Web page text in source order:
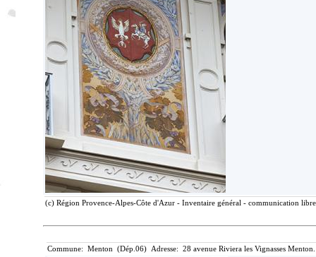
(c) Région Provence-Alpes-Côte d'Azur - Inventaire général - communication
Commune: Menton (Dép.06) Adresse: 28 avenue Riviera les Vignasses